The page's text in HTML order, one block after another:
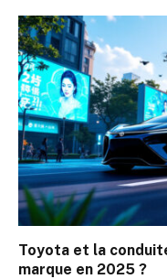
Toyota et la
marque en 2025 ?